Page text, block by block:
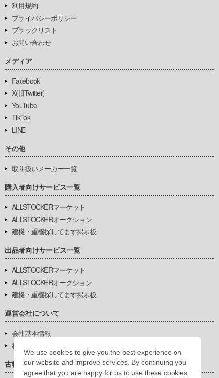
We use cookies to give you the best experience on
our website and improve services. By continuing you
agree that you are happy for us to use these cookies.
利用規約
プライバシーポリシー
ブラックリスト
お問い合わせ
メディア
Facebook
X(旧Twitter)
YouTube
TikTok
LINE
その他
取り扱いメーカー一覧
購入者向けサービス一覧
ALLSTOCKERマーケット
ALLSTOCKERオークション
建機・重機探してます掲示板
出品者向けサービス一覧
ALLSTOCKERマーケット
ALLSTOCKERオークション
建機・重機探してます掲示板
運営会社について
会社基本情報
株式会社豊環境開発
古物営業法に基づく表示